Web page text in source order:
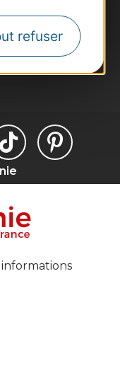
refuser
des
et de sorties.